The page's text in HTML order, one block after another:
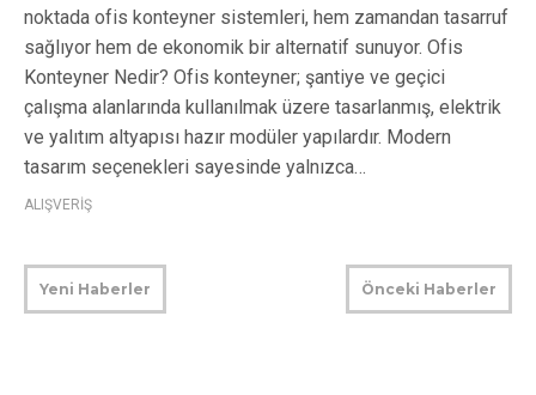
noktada ofis konteyner sistemleri, hem zamandan tasarruf
sağlıyor hem de ekonomik bir alternatif sunuyor. Ofis
Konteyner Nedir? Ofis konteyner; şantiye ve geçici
çalışma alanlarında kullanılmak üzere tasarlanmış, elektrik
ve yalıtım altyapısı hazır modüler yapılardır. Modern
tasarım seçenekleri sayesinde yalnızca…
ALIŞVERİŞ
Yeni Haberler Önceki Haberler